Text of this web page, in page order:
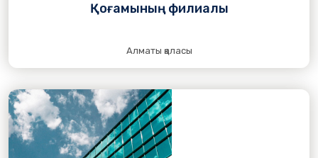
Қоғамының филиалы
Алматы қаласы